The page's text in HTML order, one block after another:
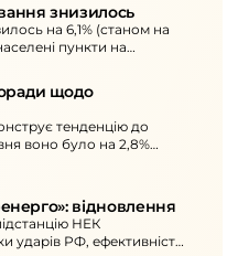
знизилось
на 6,1% (станом на
пункти на
щодо
тенденцію до
воно було на 2,8%
відновлення
НЕК
ударів РФ, ефективність